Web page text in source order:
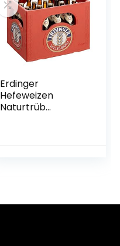
Erdinger
Hefeweizen
Naturtrüb